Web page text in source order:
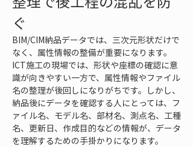
ぐ
BIM/CIM納品データでは、三次元形状だけで
なく、属性情報の整備が重要になります。
ICT施工の現場では、形状や座標の確認に意
識が向きやすい一方で、属性情報やファイル
名の整理が後回しになりがちです。しかし、
納品後にデータを確認する人にとっては、フ
ァイル名、モデル名、部材名、測点名、工種
名、更新日、作成目的などの情報が、データ
を理解するための手掛かりになります。